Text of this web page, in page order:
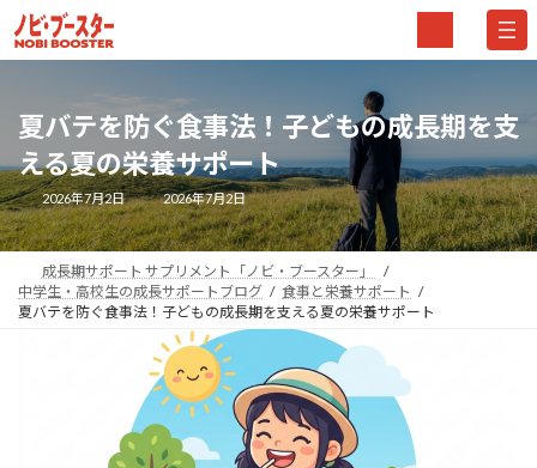
ン
ス
キ
ッ
ビ
ン
に
移
ア
コ
ン
ク
夏バテを防ぐ食事法！子どもの成長期を支
える夏の栄養サポート
2026年7月2日
最
終
更
新
日
時
:
2026年7月2日
成長期サポート サプリメント「ノビ・ブースター」
中学生・高校生の成長サポートブログ
食事と栄養サポート
夏バテを防ぐ食事法！子どもの成長期を支える夏の栄養サポート